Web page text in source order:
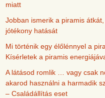
miatt
Jobban ismerik a piramis
jótékony hatását
Mi történik egy élőlénnyel a
Kísérletek a piramis
A látásod romlik … vagy csak
akarod használni a harmadik
– Családállítás eset